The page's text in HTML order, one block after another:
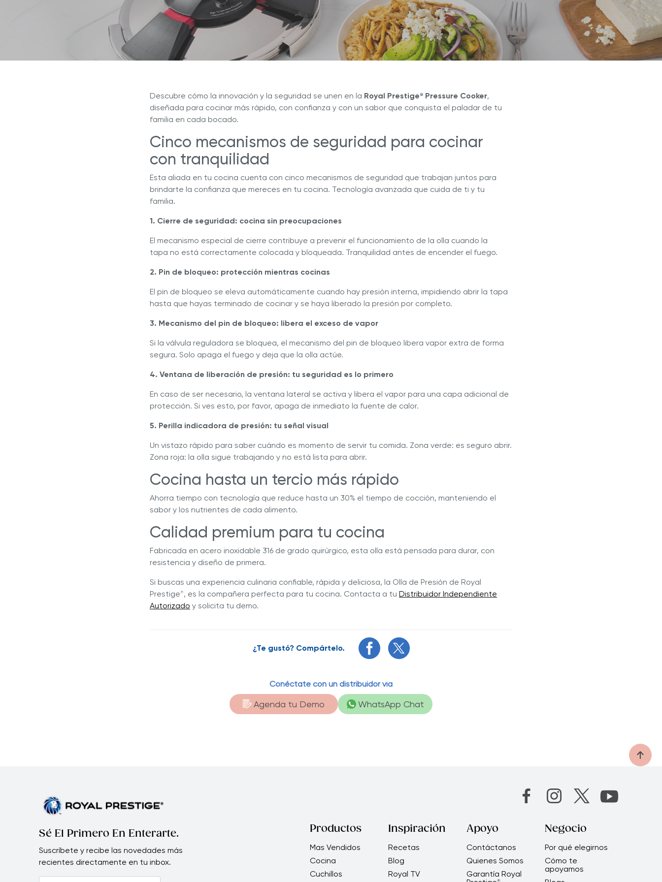
Sistema de Cocina NOVEL™
Sistema de Cocina INNOVE™
Sistema de Cocina 5 CAPAS
Sistema de Cocina Novel™ Royal Prestige®Power Blender Max Extractor de Jugos Royal Prestige
Revista Royal Prestige
Programa de Referidos
Explora nuestras deliciosas recetas Descubre Más con Nuestros Blogs
¿Por qué Hy Cite es una empresa
líder en la venta directa?
Descubre cómo la innovación y la seguridad se unen en la Royal Prestige ® Pressure Cooker,
diseñada para cocinar más rápido, con confianza y con un sabor que conquista el paladar de tu
familia en cada bocado.
Cinco mecanismos de seguridad para cocinar
con tranquilidad
Esta aliada en tu cocina cuenta con cinco mecanismos de seguridad que trabajan juntos para
brindarte la confianza que mereces en tu cocina. Tecnología avanzada que cuida de ti y tu
familia.
1. Cierre de seguridad: cocina sin preocupaciones
El mecanismo especial de cierre contribuye a prevenir el funcionamiento de la olla cuando la
tapa no está correctamente colocada y bloqueada. Tranquilidad antes de encender el fuego.
2. Pin de bloqueo: protección mientras cocinas
El pin de bloqueo se eleva automáticamente cuando hay presión interna, impidiendo abrir la tapa
hasta que hayas terminado de cocinar y se haya liberado la presión por completo.
3. Mecanismo del pin de bloqueo: libera el exceso de vapor
Si la válvula reguladora se bloquea, el mecanismo del pin de bloqueo libera vapor extra de forma
segura. Solo apaga el fuego y deja que la olla actúe.
4. Ventana de liberación de presión: tu seguridad es lo primero
En caso de ser necesario, la ventana lateral se activa y libera el vapor para una capa adicional de
protección. Si ves esto, por favor, apaga de inmediato la fuente de calor.
5. Perilla indicadora de presión: tu señal visual
Un vistazo rápido para saber cuándo es momento de servir tu comida. Zona verde: es seguro abrir.
Zona roja: la olla sigue trabajando y no está lista para abrir.
Cocina hasta un tercio más rápido
Ahorra tiempo con tecnología que reduce hasta un 30% el tiempo de cocción, manteniendo el
sabor y los nutrientes de cada alimento.
Calidad premium para tu cocina
Fabricada en acero inoxidable 316 de grado quirúrgico, esta olla está pensada para durar, con
resistencia y diseño de primera.
Si buscas una experiencia culinaria confiable, rápida y deliciosa, la Olla de Presión de Royal
Prestige®, es la compañera perfecta para tu cocina. Contacta a tu Distribuidor Independiente
Autorizado y solicita tu demo.
¿Te gustó? Compártelo.
Conéctate con un distribuidor vía
Agenda tu Demo WhatsApp Chat
Sé El Primero En Enterarte.
Suscríbete y recibe las novedades más
recientes directamente en tu inbox.
Productos
Mas Vendidos
Cocina
Cuchillos
Inspiración
Recetas
Blog
Royal TV
Apoyo
Contáctanos
Quienes Somos
Garantía Royal
®
Negocio
Por qué elegirnos
Cómo te
apoyamos